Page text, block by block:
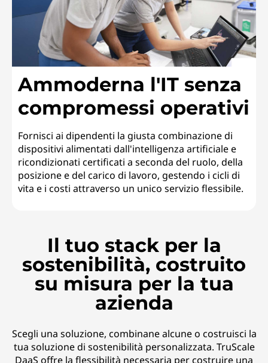
Ammoderna l'IT senza
compromessi operativi
Fornisci ai dipendenti la giusta combinazione di
dispositivi alimentati dall'intelligenza artificiale e
ricondizionati certificati a seconda del ruolo, della
posizione e del carico di lavoro, gestendo i cicli di
vita e i costi attraverso un unico servizio flessibile.
Il tuo stack per la
sostenibilità, costruito
su misura per la tua
azienda
Scegli una soluzione, combinane alcune o costruisci la
tua soluzione di sostenibilità personalizzata. TruScale
DaaS offre la flessibilità necessaria per costruire una